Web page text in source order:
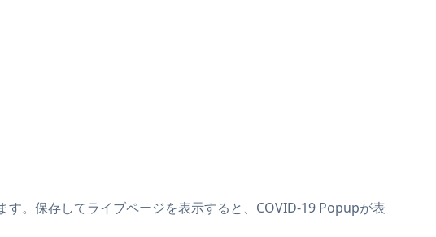
。保存してライブページを表示すると、COVID-19 Popupが表